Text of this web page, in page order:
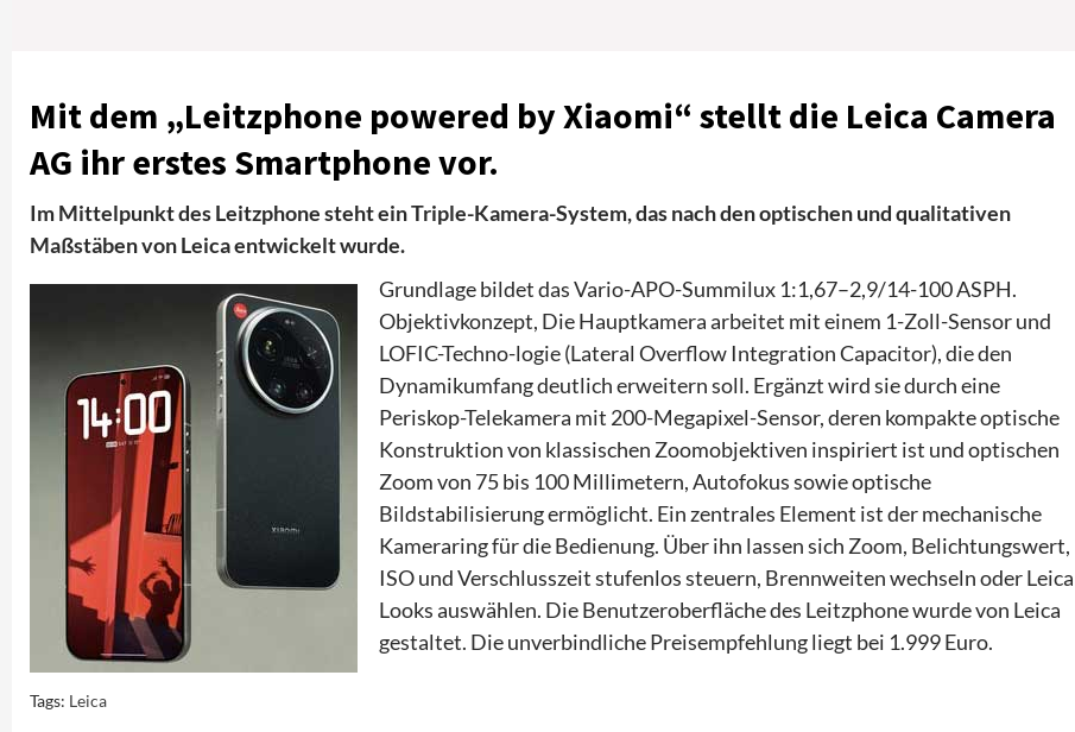
Mit dem „Leitzphone powered by Xiaomi“ stellt die Leica Camera
AG ihr erstes Smartphone vor.
Im Mittelpunkt des Leitzphone steht ein Triple-Kamera-System, das nach den optischen und qualitativen
Maßstäben von Leica entwickelt wurde.
Grundlage bildet das Vario-APO-Summilux 1:1,67–2,9/14-100 ASPH.
Objektivkonzept, Die Hauptkamera arbeitet mit einem 1-Zoll-Sensor und
LOFIC-Techno-logie (Lateral Overflow Integration Capacitor), die den
Dynamikumfang deutlich erweitern soll. Ergänzt wird sie durch eine
Periskop-Telekamera mit 200-Megapixel-Sensor, deren kompakte optische
Konstruktion von klassischen Zoomobjektiven inspiriert ist und optischen
Zoom von 75 bis 100 Millimetern, Autofokus sowie optische
Bildstabilisierung ermöglicht. Ein zentrales Element ist der mechanische
Kameraring für die Bedienung. Über ihn lassen sich Zoom, Belichtungswert,
ISO und Verschlusszeit stufenlos steuern, Brennweiten wechseln oder Leica
Looks auswählen. Die Benutzeroberfläche des Leitzphone wurde von Leica
gestaltet. Die unverbindliche Preisempfehlung liegt bei 1.999 Euro.
Tags: Leica